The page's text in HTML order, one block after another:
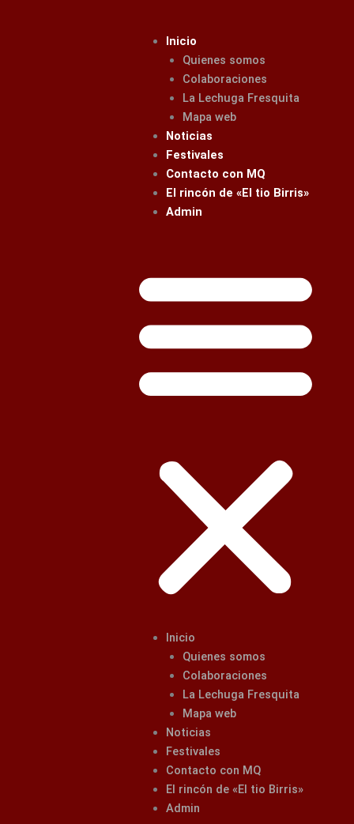
Inicio
Quienes somos
Colaboraciones
La Lechuga Fresquita
Mapa web
Noticias
Festivales
Contacto con MQ
El rincón de «El tio Birris»
Admin
Inicio
Quienes somos
Colaboraciones
La Lechuga Fresquita
Mapa web
Noticias
Festivales
Contacto con MQ
El rincón de «El tio Birris»
Admin